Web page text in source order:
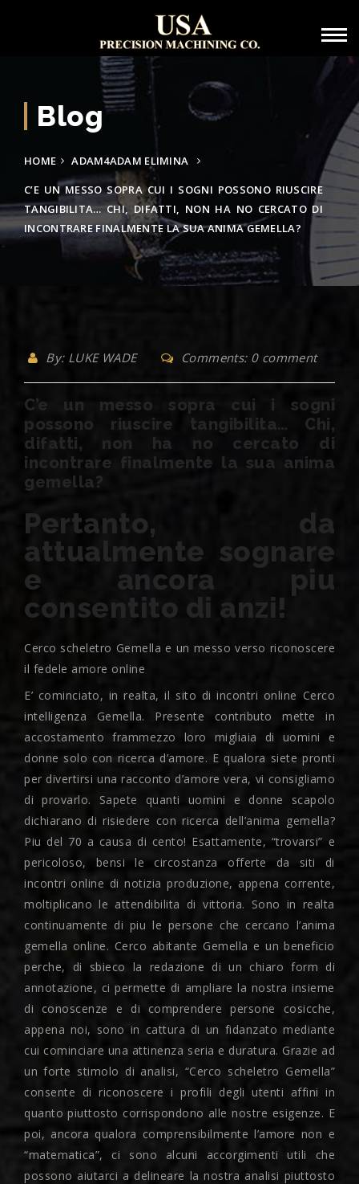
Blog
HOME
ADAM4ADAM ELIMINA
C’E UN MESSO SOPRA CUI I SOGNI POSSONO RIUSCIRE
TANGIBILITA… CHI, DIFATTI, NON HA NO CERCATO DI
INCONTRARE FINALMENTE LA SUA ANIMA GEMELLA?
By: LUKE WADE Comments: 0 comment
C’e un messo sopra cui i sogni
possono riuscire tangibilita… Chi,
difatti, non ha no cercato di
incontrare finalmente la sua anima
gemella?
Pertanto, da
attualmente sognare
e ancora piu
consentito di anzi!
Cerco scheletro Gemella e un messo verso riconoscere
il fedele amore online
E’ cominciato, in realta, il sito di incontri online Cerco
intelligenza Gemella. Presente contributo mette in
accostamento frammezzo loro migliaia di uomini e
donne solo con ricerca d’amore. E qualora siete pronti
per divertirsi una racconto d’amore vera, vi consigliamo
di provarlo. Sapete quanti uomini e donne scapolo
dichiarano di risiedere con ricerca dell’anima gemella?
Piu del 70 a causa di cento! Esattamente, “trovarsi” e
pericoloso, bensi le circostanza offerte da siti di
incontri online di notizia produzione, appena corrente,
moltiplicano le attendibilita di vittoria. Sono in realta
continuamente di piu le persone che cercano l’anima
gemella online. Cerco abitante Gemella e un beneficio
perche, di sbieco la redazione di un chiaro form di
annotazione, ci permette di ampliare la nostra insieme
di conoscenze e di comprendere persone cosicche,
appena noi, sono in cattura di un fidanzato mediante
cui cominciare una attinenza seria e duratura. Grazie ad
un forte stimolo di analisi, “Cerco scheletro Gemella”
consente di riconoscere i profili degli utenti affini in
quanto piuttosto corrispondono alle nostre esigenze. E
poi, ancora qualora comprensibilmente l’amore non e
“matematica”, ci sono alcuni accorgimenti utili che
possono aiutarci a delineare la nostra analisi piuttosto